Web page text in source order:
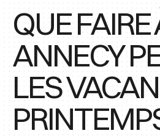
QUE FAIRE
ANNECY
LES